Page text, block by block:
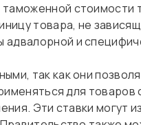
таможенной стоимости
товара, не
и
так как они
для
Эти ставки могут